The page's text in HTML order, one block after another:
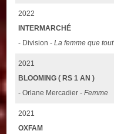
2022
INTERMARCHÉ
- Division -La femme que
2021
BLOOMING ( RS 1 AN )
- Orlane Mercadier -Femme
2021
OXFAM